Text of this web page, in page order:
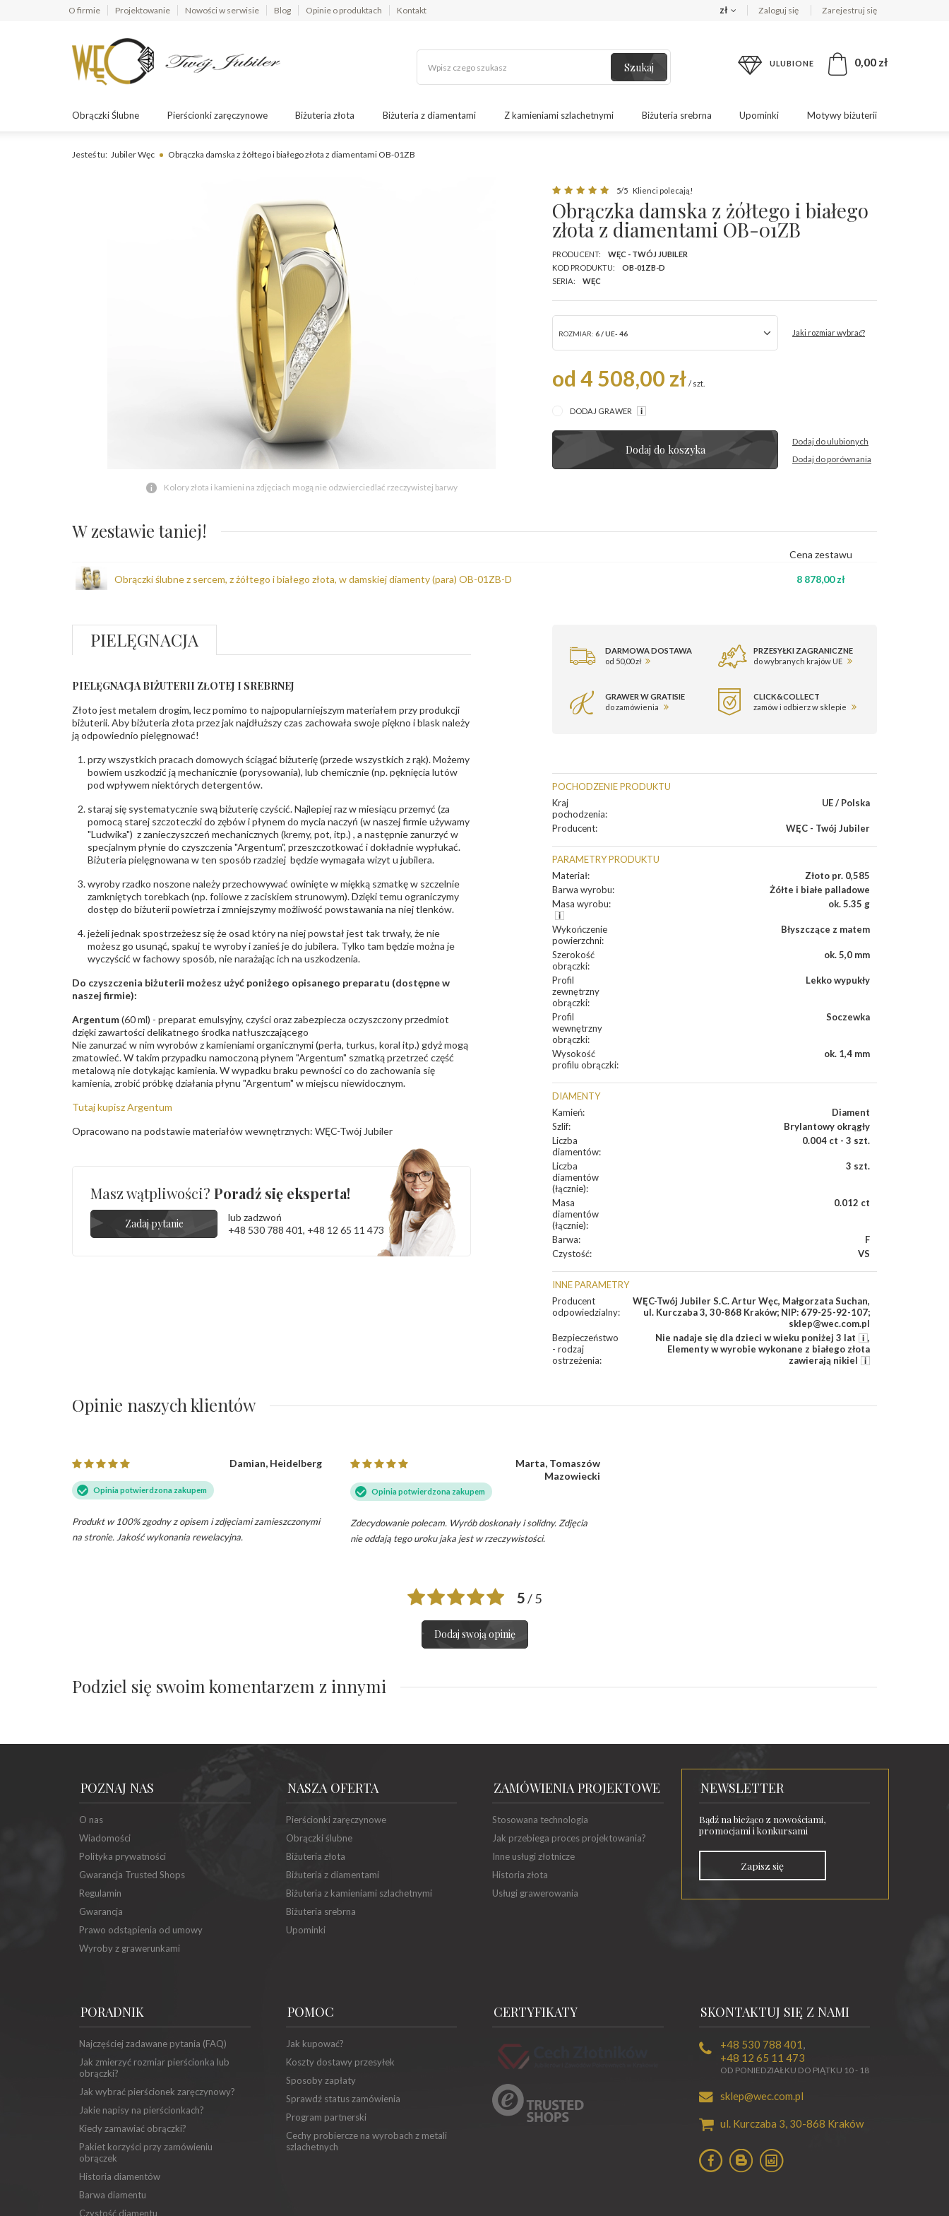
O firmie Projektowanie Nowości w serwisie Blog Opinie o produktach Kontakt zł Zaloguj się Zarejestruj się
Szukaj ULUBIONE 0,00 zł
Obrączki Ślubne Pierścionki zaręczynowe Biżuteria złota Biżuteria z diamentami Z kamieniami szlachetnymi Biżuteria srebrna Upominki Motywy biżuterii
Jesteś tu: Jubiler Węc Obrączka damska z żółtego i białego złota z diamentami OB-01ZB
Kolory złota i kamieni na zdjęciach mogą nie odzwierciedlać rzeczywistej barwy
5/5 Klienci polecają!
Obrączka damska z żółtego i białego
złota z diamentami OB-01ZB
PRODUCENT:
WĘC - TWÓJ JUBILER
KOD PRODUKTU:
OB-01ZB-D
SERIA:
WĘC
ROZMIAR: 6 / UE- 46 Jaki rozmiar wybrać?
od 4 508,00 zł / szt.
DODAJ GRAWER
Dodaj do koszyka
Dodaj do ulubionych
Dodaj do porównania
W zestawie taniej!
Cena zestawu
Obrączki ślubne z sercem, z żółtego i białego złota, w damskiej diamenty (para) OB-01ZB-D 8 878,00 zł
DARMOWA DOSTAWA
od 50,00 zł
PRZESYŁKI ZAGRANICZNE
do wybranych krajów UE
GRAWER W GRATISIE
do zamówienia
CLICK&COLLECT
zamów i odbierz w sklepie
POCHODZENIE PRODUKTU
Kraj
pochodzenia:
UE / Polska
Producent: WĘC - Twój Jubiler
PARAMETRY PRODUKTU
Materiał:
Złoto pr. 0,585
Barwa wyrobu:
Żółte i białe palladowe
Masa wyrobu: ok. 5.35 g
Wykończenie
powierzchni:
Błyszczące z matem
Szerokość
obrączki:
ok. 5,0 mm
Profil
zewnętrzny
obrączki:
Lekko wypukły
Profil
wewnętrzny
obrączki:
Soczewka
Wysokość
profilu obrączki:
ok. 1,4 mm
DIAMENTY
Kamień:
Diament
Szlif:
Brylantowy okrągły
Liczba
diamentów:
0.004 ct - 3 szt.
Liczba
diamentów
(łącznie):
3 szt.
Masa
diamentów
(łącznie):
0.012 ct
Barwa:
F
Czystość: VS
INNE PARAMETRY
Producent
odpowiedzialny:
WĘC-Twój Jubiler S.C. Artur Węc, Małgorzata Suchan,
ul. Kurczaba 3, 30-868 Kraków; NIP: 679-25-92-107;
sklep@wec.com.pl
Bezpieczeństwo
- rodzaj
ostrzeżenia:
Nie nadaje się dla dzieci w wieku poniżej 3 lat
,
Elementy w wyrobie wykonane z białego złota
zawierają nikiel
PIELĘGNACJA
PIELĘGNACJA BIŻUTERII ZŁOTEJ I SREBRNEJ
Złoto jest metalem drogim, lecz pomimo to najpopularniejszym materiałem przy produkcji
biżuterii. Aby biżuteria złota przez jak najdłuższy czas zachowała swoje piękno i blask należy
ją odpowiednio pielęgnować!
przy wszystkich pracach domowych ściągać biżuterię (przede wszystkich z rąk). Możemy
bowiem uszkodzić ją mechanicznie (porysowania), lub chemicznie (np. pęknięcia lutów
pod wpływem niektórych detergentów.
staraj się systematycznie swą biżuterię czyścić. Najlepiej raz w miesiącu przemyć (za
pomocą starej szczoteczki do zębów i płynem do mycia naczyń (w naszej firmie używamy
"Ludwika") z zanieczyszczeń mechanicznych (kremy, pot, itp.) , a następnie zanurzyć w
specjalnym płynie do czyszczenia "Argentum", przeszczotkować i dokładnie wypłukać.
Biżuteria pielęgnowana w ten sposób rzadziej będzie wymagała wizyt u jubilera.
wyroby rzadko noszone należy przechowywać owinięte w miękką szmatkę w szczelnie
zamkniętych torebkach (np. foliowe z zaciskiem strunowym). Dzięki temu ograniczymy
dostęp do biżuterii powietrza i zmniejszymy możliwość powstawania na niej tlenków.
jeżeli jednak spostrzeżesz się że osad który na niej powstał jest tak trwały, że nie
możesz go usunąć, spakuj te wyroby i zanieś je do jubilera. Tylko tam będzie można je
wyczyścić w fachowy sposób, nie narażając ich na uszkodzenia.
Do czyszczenia biżuterii możesz użyć poniżego opisanego preparatu (dostępne w
naszej firmie):
Argentum(60 ml) - preparat emulsyjny, czyści oraz zabezpiecza oczyszczony przedmiot
dzięki zawartości delikatnego środka natłuszczającego
Nie zanurzać w nim wyrobów z kamieniami organicznymi (perła, turkus, koral itp.) gdyż mogą
zmatowieć. W takim przypadku namoczoną płynem "Argentum" szmatką przetrzeć część
metalową nie dotykając kamienia. W wypadku braku pewności co do zachowania się
kamienia, zrobić próbkę działania płynu "Argentum" w miejscu niewidocznym.
Tutaj kupisz Argentum
Opracowano na podstawie materiałów wewnętrznych: WĘC-Twój Jubiler
Masz wątpliwości? Poradź się eksperta!
Zadaj pytanie
lub zadzwoń
+48 530 788 401, +48 12 65 11 473
Opinie naszych klientów
Damian, Heidelberg
Opinia potwierdzona zakupem
Produkt w 100% zgodny z opisem i zdjęciami zamieszczonymi
na stronie. Jakość wykonania rewelacyjna.
Marta, Tomaszów
Mazowiecki
Opinia potwierdzona zakupem
Zdecydowanie polecam. Wyrób doskonały i solidny. Zdjęcia
nie oddają tego uroku jaka jest w rzeczywistości.
5/ 5
Dodaj swoją opinię
Podziel się swoim komentarzem z innymi
POZNAJ NAS
O nas
Wiadomości
Polityka prywatności
Gwarancja Trusted Shops
Regulamin
Gwarancja
Prawo odstąpienia od umowy
Wyroby z grawerunkami
NASZA OFERTA
Pierścionki zaręczynowe
Obrączki ślubne
Biżuteria złota
Biżuteria z diamentami
Biżuteria z kamieniami szlachetnymi
Biżuteria srebrna
Upominki
ZAMÓWIENIA PROJEKTOWE
Stosowana technologia
Jak przebiega proces projektowania?
Inne usługi złotnicze
Historia złota
Usługi grawerowania
NEWSLETTER
Bądź na bieżąco z nowościami,
promocjami i konkursami
Zapisz się
PORADNIK
Najczęściej zadawane pytania (FAQ)
Jak zmierzyć rozmiar pierścionka lub
obrączki?
Jak wybrać pierścionek zaręczynowy?
Jakie napisy na pierścionkach?
Kiedy zamawiać obrączki?
Pakiet korzyści przy zamówieniu
obrączek
Historia diamentów
Barwa diamentu
Czystość diamentu
POMOC
Jak kupować?
Koszty dostawy przesyłek
Sposoby zapłaty
Sprawdź status zamówienia
Program partnerski
Cechy probiercze na wyrobach z metali
szlachetnych
CERTYFIKATY SKONTAKTUJ SIĘ Z NAMI
+48 530 788 401 ,
+48 12 65 11 473
OD PONIEDZIAŁKU DO PIĄTKU 10 - 18
sklep@wec.com.pl
ul. Kurczaba 3, 30-868 Kraków